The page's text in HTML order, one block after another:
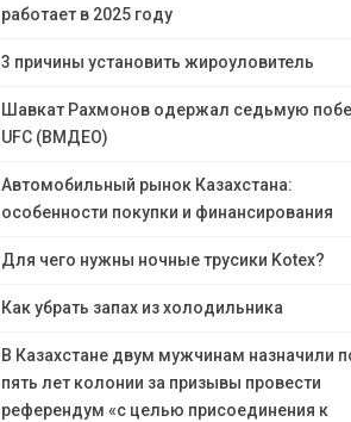
работает в 2025 году
3 причины установить жироуловитель
Шавкат Рахмонов одержал седьмую
UFC (ВМДЕО)
Автомобильный рынок Казахстана:
особенности покупки и финансирования
Для чего нужны ночные трусики Kotex?
Как убрать запах из холодильника
В Казахстане двум мужчинам назначили
пять лет колонии за призывы провести
референдум «с целью присоединения к